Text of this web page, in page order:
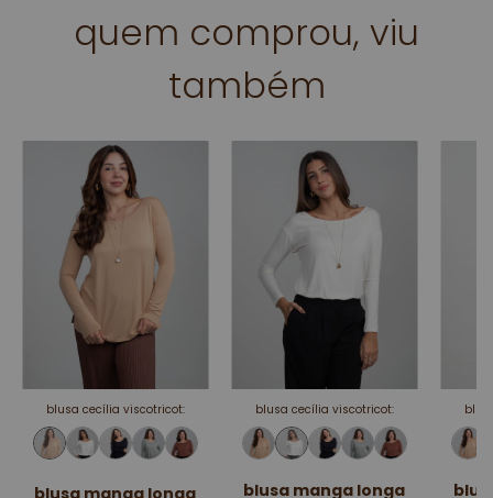
quem comprou, viu
também
blusa cecília viscotricot:
blusa manga longa
blusa cecília viscotricot:
blusa manga longa